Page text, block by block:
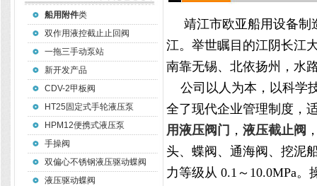
船用附件类
双作用液控截止止回阀
一拖三手动泵站
新开发产品
CDV-2甲板阀
HT25固定式手轮液压泵
HPM12便携式液压泵
手操阀
双偏心不锈钢液压驱动蝶阀
液压驱动蝶阀
靖江市欧亚船用设备制
江。举世瞩目的江阴长江
南靠无锡、北依扬州，水
公司以人为本，以科学
全了现代企业管理制度，
用液压阀门 ， 液压截止阀
头、蝶阀、通海阀、挖泥
力等级从 0.1～10.0MPa